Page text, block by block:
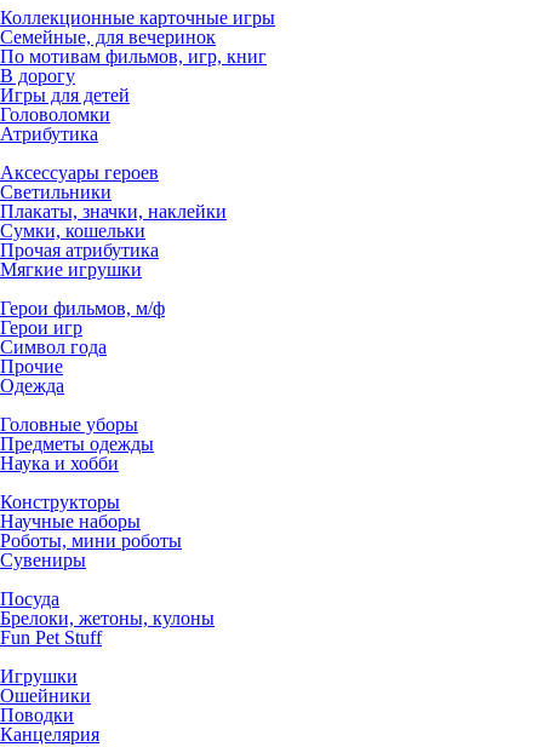
Коллекционные карточные игры
Семейные, для вечеринок
По мотивам фильмов, игр, книг
В дорогу
Игры для детей
Головоломки
Атрибутика
Аксессуары героев
Светильники
Плакаты, значки, наклейки
Сумки, кошельки
Прочая атрибутика
Мягкие игрушки
Герои фильмов, м/ф
Герои игр
Символ года
Прочие
Одежда
Головные уборы
Предметы одежды
Наука и хобби
Конструкторы
Научные наборы
Роботы, мини роботы
Сувениры
Посуда
Брелоки, жетоны, кулоны
Fun Pet Stuff
Игрушки
Ошейники
Поводки
Канцелярия